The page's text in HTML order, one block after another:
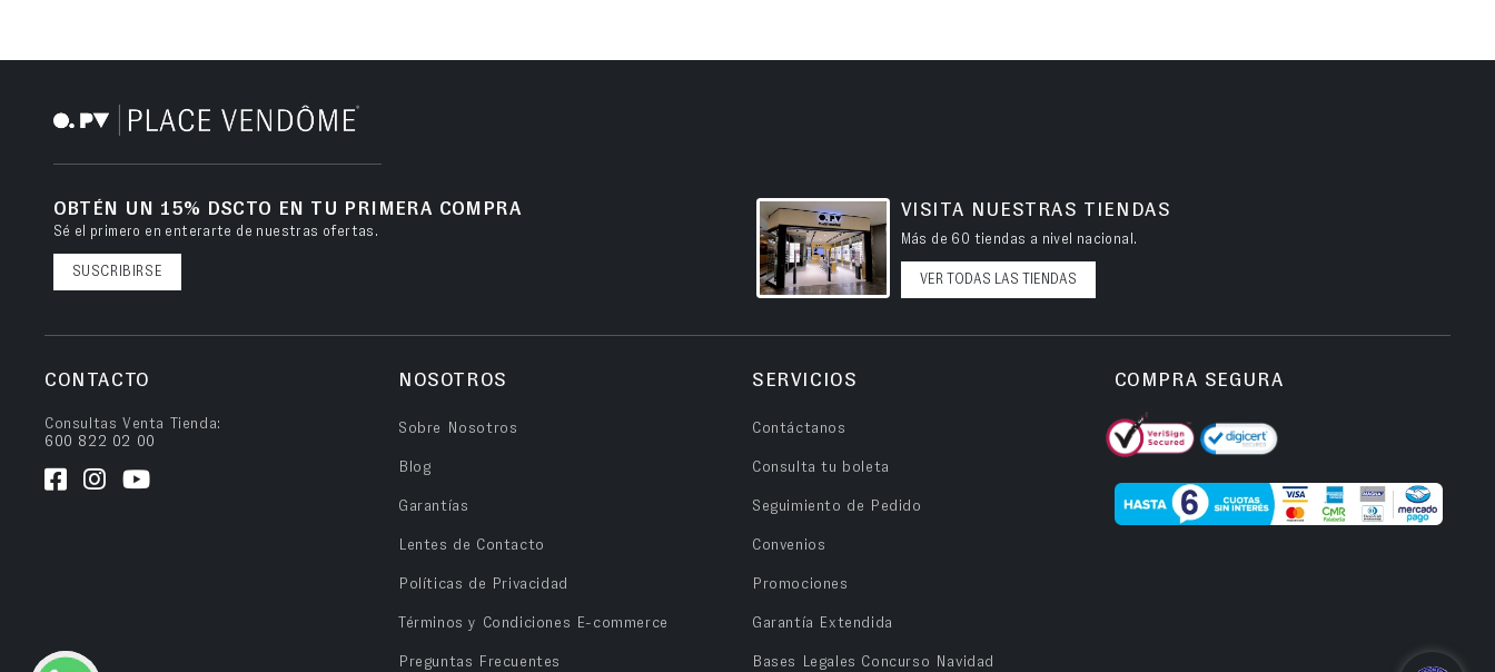
OBTÉN UN 15% DSCTO EN TU PRIMERA COMPRA
Sé el primero en enterarte de nuestras ofertas.
SUSCRIBIRSE
VISITA NUESTRAS TIENDAS
Más de 60 tiendas a nivel nacional.
VER TODAS LAS TIENDAS
CONTACTO
Consultas Venta Tienda:
600 822 02 00
NOSOTROS
Sobre Nosotros
Blog
Garantías
Lentes de Contacto
Políticas de Privacidad
Términos y Condiciones E-commerce
Preguntas Frecuentes
SERVICIOS
Contáctanos
Consulta tu boleta
Seguimiento de Pedido
Convenios
Promociones
Garantía Extendida
Bases Legales Concurso Navidad
COMPRA SEGURA